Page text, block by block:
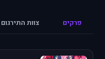
פרקים צוות התירגום